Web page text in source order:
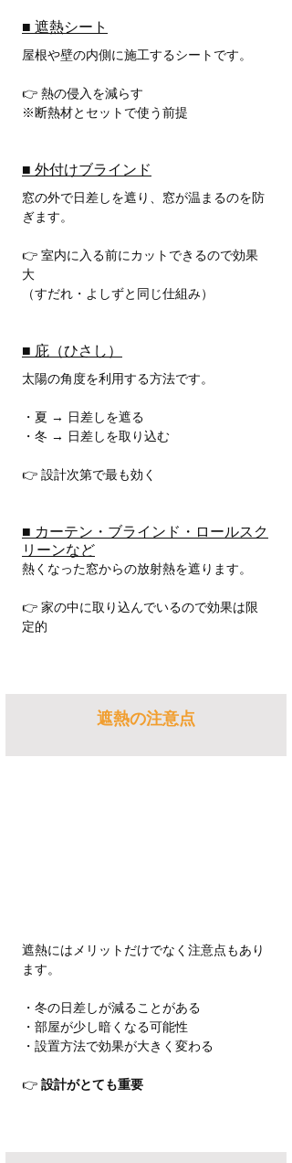
■ 遮熱シート
屋根や壁の内側に施工するシートです。
👉 熱の侵入を減らす
※断熱材とセットで使う前提
■ 外付けブラインド
窓の外で日差しを遮り、窓が温まるのを防
ぎます。
👉 室内に入る前にカットできるので効果
大
（すだれ・よしずと同じ仕組み）
■ 庇（ひさし）
太陽の角度を利用する方法です。
・夏 → 日差しを遮る
・冬 → 日差しを取り込む
👉 設計次第で最も効く
■ カーテン・ブラインド・ロールスク
リーンなど
熱くなった窓からの放射熱を遮ります。
👉 家の中に取り込んでいるので効果は限
定的
遮熱の注意点
遮熱にはメリットだけでなく注意点もあり
ます。
・冬の日差しが減ることがある
・部屋が少し暗くなる可能性
・設置方法で効果が大きく変わる
👉 設計がとても重要